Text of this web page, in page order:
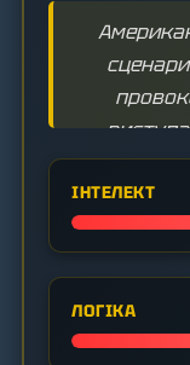
ІНТЕЛЕКТ
ЛОГІКА